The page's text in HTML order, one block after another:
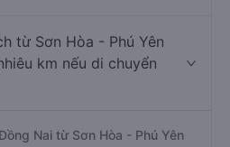
từ Sơn Hòa - Phú Yên
km nếu di chuyển
Nai từ Sơn Hòa - Phú Yên